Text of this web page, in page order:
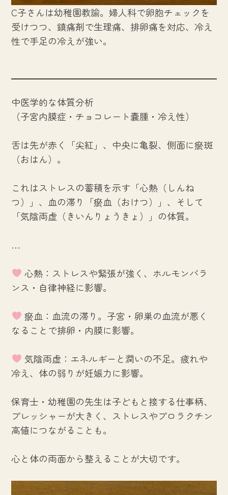
C子さんは幼稚園教諭。婦人科で卵胞チェックを
受けつつ、鎮痛剤で生理痛、排卵痛を対応、冷え
性で手足の冷えが強い。
中医学的な体質分析
（子宮内膜症・チョコレート嚢腫・冷え性）
舌は先が赤く「尖紅」、中央に亀裂、側面に瘀斑
（おはん）。
これはストレスの蓄積を示す「心熱（しんね
つ）」、血の滞り「瘀血（おけつ）」、そして
「気陰両虚（きいんりょうきょ）」の体質。
…
心熱：ストレスや緊張が強く、ホルモンバラ
ンス・自律神経に影響。
瘀血：血流の滞り。子宮・卵巣の血流が悪く
なることで排卵・内膜に影響。
気陰両虚：エネルギーと潤いの不足。疲れや
冷え、体の弱りが妊娠力に影響。
保育士・幼稚園の先生は子どもと接する仕事柄、
プレッシャーが大きく、ストレスやプロラクチン
高値につながることも。
心と体の両面から整えることが大切です。